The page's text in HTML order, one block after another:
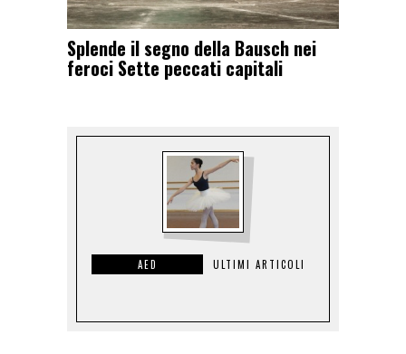
Splende il segno della Bausch nei
feroci Sette peccati capitali
AED ULTIMI ARTICOLI